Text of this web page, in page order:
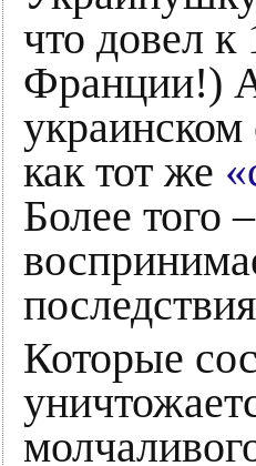
что довел к
Франции!)
как тот же
Более того
Которые